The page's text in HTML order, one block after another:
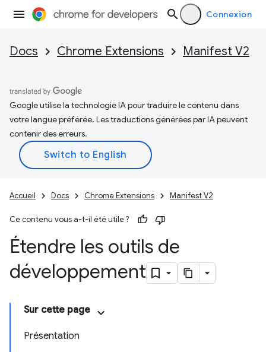
Connexion
Docs Chrome Extensions Manifest V2
Google utilise la technologie IA pour traduire le contenu dans
votre langue préférée. Les traductions générées par IA peuvent
contenir des erreurs.
Accueil Docs Chrome Extensions Manifest V2
Ce contenu vous a-t-il été utile ?
Étendre les outils de
développement
Sur cette page
Présentation